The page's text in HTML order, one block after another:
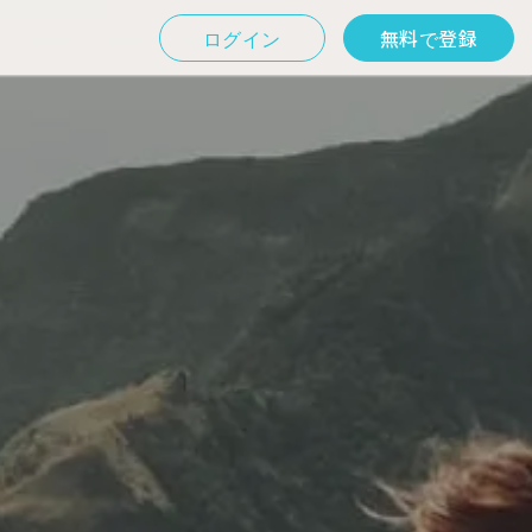
ログイン 無料で登録